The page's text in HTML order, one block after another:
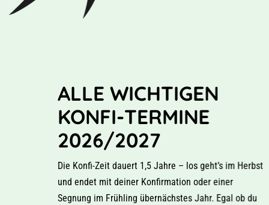
ALLE WICHTIGEN
KONFI-TERMINE
2026/2027
Die Konfi-Zeit dauert 1,5 Jahre – los geht’s im Herbst
und endet mit deiner Konfirmation oder einer
Segnung im Frühling übernächstes Jahr. Egal ob du